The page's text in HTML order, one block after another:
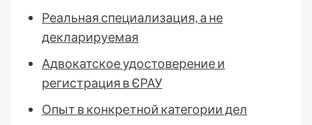
Реальная специализация, а не
декларируемая
Адвокатское удостоверение и
регистрация в ЄРАУ
Опыт в конкретной категории дел